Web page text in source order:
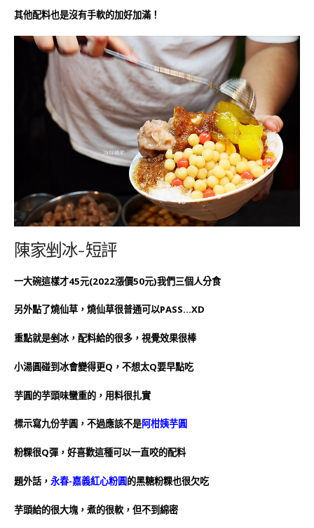
其他配料也是沒有手軟的加好加滿！
陳家剉冰-短評
一大碗這樣才45元(2022漲價50元)我們三個人分食
另外點了燒仙草，燒仙草很普通可以PASS…XD
重點就是剉冰，配料給的很多，視覺效果很棒
小湯圓碰到冰會變得更Q，不想太Q要早點吃
芋圓的芋頭味蠻重的，用料很扎實
標示寫九份芋圓，不過應該不是阿柑姨芋圓
粉粿很Q彈，好喜歡這種可以一直咬的配料
題外話， 永春-嘉義紅心粉圓的黑糖粉粿也很欠吃
芋頭給的很大塊，煮的很軟，但不到綿密